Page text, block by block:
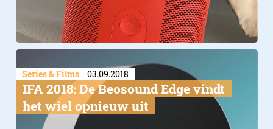
Series & Films 03.09.2018
IFA 2018: De Beosound Edge vindt
het wiel opnieuw uit